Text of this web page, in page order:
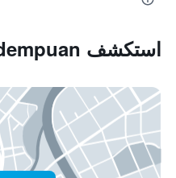
استكشف Padangsidempuan